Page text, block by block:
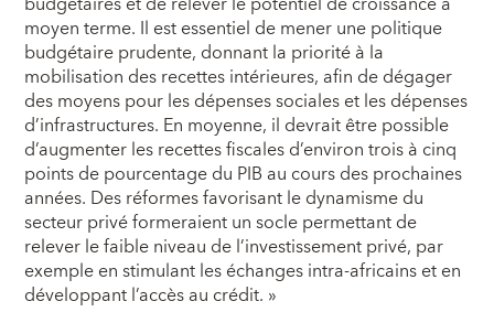
moyen terme. Il est essentiel de mener une politique
budgétaire prudente, donnant la priorité à la
mobilisation des recettes intérieures, afin de dégager
des moyens pour les dépenses sociales et les dépenses
d’infrastructures. En moyenne, il devrait être possible
d’augmenter les recettes fiscales d’environ trois à cinq
points de pourcentage du PIB au cours des prochaines
années. Des réformes favorisant le dynamisme du
secteur privé formeraient un socle permettant de
relever le faible niveau de l’investissement privé, par
exemple en stimulant les échanges intra-africains et en
développant l’accès au crédit. »